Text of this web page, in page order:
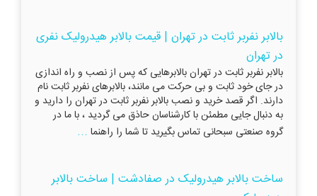
بالابر نفربر ثابت در تهران | قیمت بالابر هیدرولیک نفری
در تهران
بالابر نفربر ثابت در تهران بالابرهایی که پس از نصب و راه اندازی
در جای خود ثابت و بی حرکت می مانند، بالابرهای نفربر ثابت نام
دارند. اگر قصد خرید و نصب بالابر نفربر ثابت در تهران را دارید و
به دنبال جایی مطمئن با کارشناسان حاذق می گردید ، با ما در
گروه صنعتی سبحانی تماس بگیرید تا شما را راهنما ...
ساخت بالابر هیدرولیک در صفادشت | ساخت بالابر